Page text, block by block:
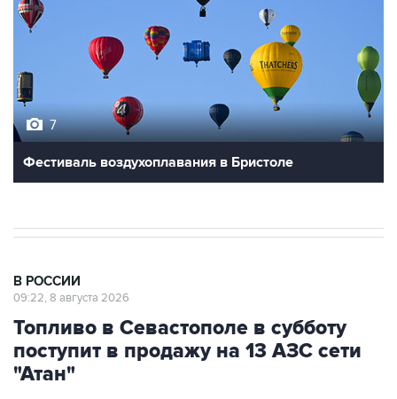
7
Фестиваль воздухоплавания в Бристоле
В РОССИИ
09:22, 8 августа 2026
Топливо в Севастополе в субботу
поступит в продажу на 13 АЗС сети
"Атан"